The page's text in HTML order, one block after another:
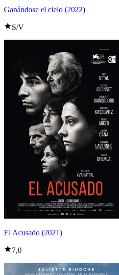
Ganándose el cielo (2022)
S/V
El Acusado (2021)
7,0